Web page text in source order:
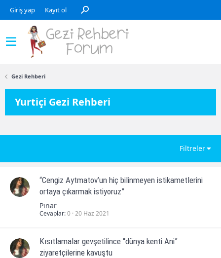
Giriş yap Kayıt ol
Gezi Rehberi
Yurtiçi Gezi Rehberi
Filtreler
“Cengiz Aytmatov’un hiç bilinmeyen istikametlerini
ortaya çıkarmak istiyoruz”
Pinar
Cevaplar 0 20 Haz 2021
Kısıtlamalar gevşetilince “dünya kenti Ani”
ziyaretçilerine kavuştu